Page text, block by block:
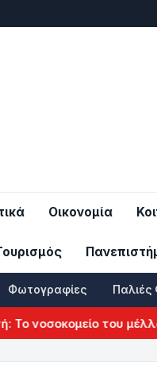
Οικονομία
Φωτογραφίες
του μέλλοντος